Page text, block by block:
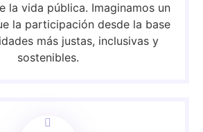
la vida pública. Imaginamos un
la participación desde la base
más justas, inclusivas y
sostenibles.